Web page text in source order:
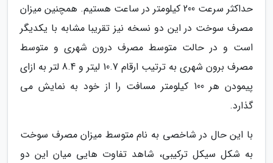
حداکثر سرعت 200 کیلومتر در ساعت هستیم. همچنین میزان
مصرف سوخت در این دو نسخه نیز تقریبا مشابه با یکدیگر
است و در حالت متوسط مصرف درون شهری و متوسط
مصرف برون شهری به ترتیب ارقام 10.7 لیتر و 8.4 لتر به ازای
پیمودن هر 100 کیلومتر مسافت را از خود به نمایش می
گذارد.
با این حال در شاخصی به نام متوسط میزان مصرف سوخت
به شکل سیکل ترکیبی، شاهد تفاوت هایی میان این دو